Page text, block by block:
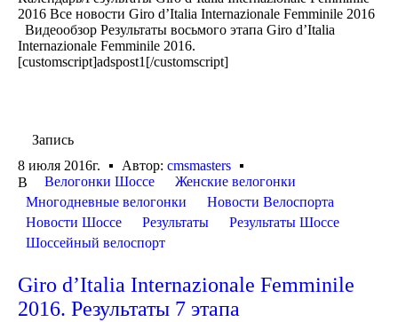
2016 Все новости Giro d’Italia Internazionale Femminile 2016
Видеообзор Результаты восьмого этапа Giro d’Italia
Internazionale Femminile 2016.
[customscript]adspost1[/customscript]
Запись
8 июля 2016г.
Автор: cmsmasters
В
Велогонки Шоссе
Женские велогонки
Многодневные велогонки
Новости Велоспорта
Новости Шоссе
Результаты
Результаты Шоссе
Шоссейный велоспорт
Giro d’Italia Internazionale Femminile
2016. Результаты 7 этапа